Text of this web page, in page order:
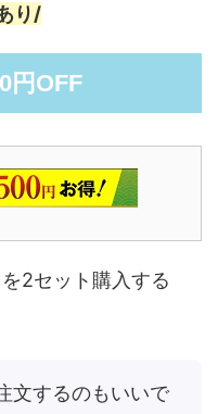
は注文時に使える
券）があります。
り/
円OFF
2セット購入する
文するのもいいで